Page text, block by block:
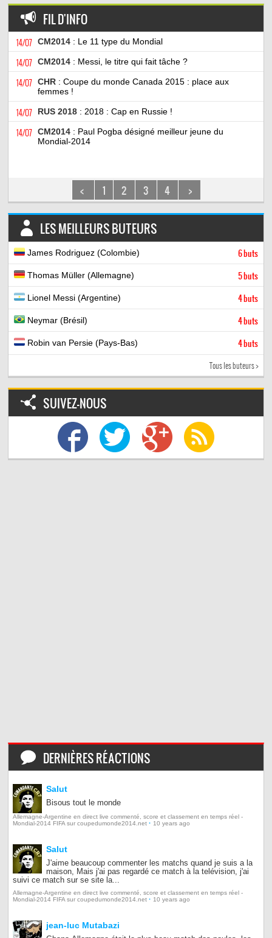
FIL D'INFO
14/07 CM2014 : Le 11 type du Mondial
14/07 CM2014 : Messi, le titre qui fait tâche ?
14/07 CHR : Coupe du monde Canada 2015 : place aux
femmes !
14/07 RUS 2018 : 2018 : Cap en Russie !
14/07 CM2014 : Paul Pogba désigné meilleur jeune du
Mondial-2014
< 1 2 3 4 >
LES MEILLEURS BUTEURS
James Rodriguez (Colombie) 6 buts
Thomas Müller (Allemagne) 5 buts
Lionel Messi (Argentine) 4 buts
Neymar (Brésil) 4 buts
Robin van Persie (Pays-Bas) 4 buts
Tous les buteurs >
SUIVEZ-NOUS
DERNIÈRES RÉACTIONS
Salut
Bisous tout le monde
Allemagne-Argentine en direct live commenté, score et classement en temps réel -
Mondial-2014 FIFA sur coupedumonde2014.net · 10 years ago
Salut
J'aime beaucoup commenter les matchs quand je suis a la
maison, Mais j'ai pas regardé ce match à la telévision, j'ai
suivi ce match sur se site la...
Allemagne-Argentine en direct live commenté, score et classement en temps réel -
Mondial-2014 FIFA sur coupedumonde2014.net · 10 years ago
jean-luc Mutabazi